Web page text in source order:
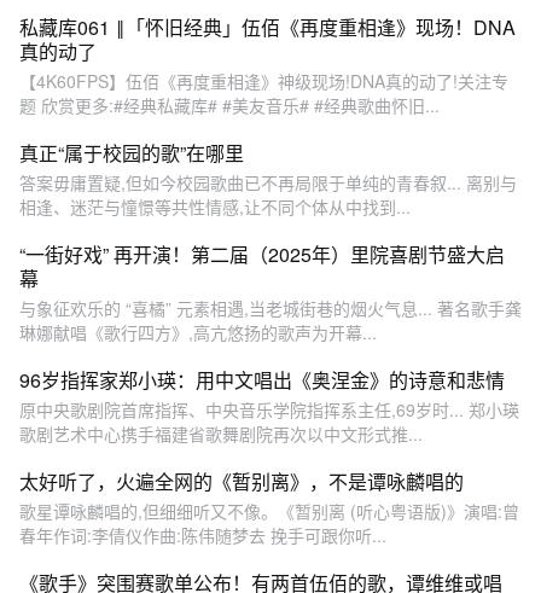
私藏库061 ‖「怀旧经典」伍佰《再度重相逢》现场！DNA
真的动了
【4K60FPS】伍佰《再度重相逢》神级现场!DNA真的动了!关注专
题 欣赏更多:#经典私藏库# #美友音乐# #经典歌曲怀旧...
真正“属于校园的歌”在哪里
答案毋庸置疑,但如今校园歌曲已不再局限于单纯的青春叙... 离别与
相逢、迷茫与憧憬等共性情感,让不同个体从中找到...
“一街好戏” 再开演！第二届（2025年）里院喜剧节盛大启
幕
与象征欢乐的 “喜橘” 元素相遇,当老城街巷的烟火气息... 著名歌手龚
琳娜献唱《歌行四方》,高亢悠扬的歌声为开幕...
96岁指挥家郑小瑛：用中文唱出《奥涅金》的诗意和悲情
原中央歌剧院首席指挥、中央音乐学院指挥系主任,69岁时... 郑小瑛
歌剧艺术中心携手福建省歌舞剧院再次以中文形式推...
太好听了，火遍全网的《暂别离》，不是谭咏麟唱的
歌星谭咏麟唱的,但细细听又不像。《暂别离 (听心粤语版)》演唱:曾
春年作词:李倩仪作曲:陈伟随梦去 挽手可跟你听...
《歌手》突围赛歌单公布！有两首伍佰的歌，谭维维或唱